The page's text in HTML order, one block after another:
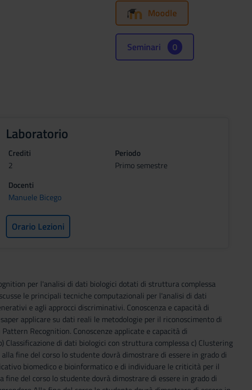
Moodle
Seminari 0
Laboratorio
Crediti
2
Periodo
Primo semestre
Docenti
Manuele Bicego
Orario Lezioni
per l'analisi di dati biologici dotati di struttura complessa
le principali tecniche computazionali per l'analisi di dati
e agli approcci discriminativi. Conoscenza e capacità di
applicare su dati reali le metodologie per il riconoscimento di
Recognition. Conoscenze applicate e capacità di
di dati biologici con struttura complessa c) Clustering
fine del corso lo studente dovrà dimostrare di essere in grado di
biomedico e bioinformatico e di individuare le criticità per il
del corso lo studente dovrà dimostrare di essere in grado di